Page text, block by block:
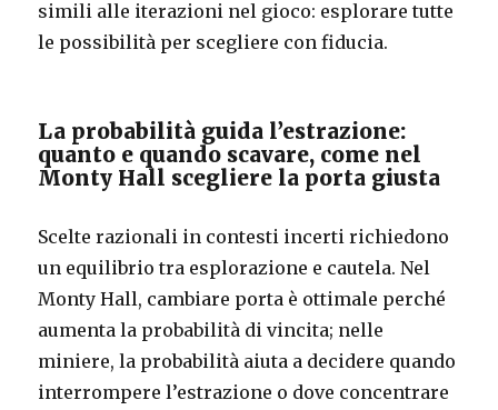
simili alle iterazioni nel gioco: esplorare tutte
le possibilità per scegliere con fiducia.
La probabilità guida l’estrazione:
quanto e quando scavare, come nel
Monty Hall scegliere la porta giusta
Scelte razionali in contesti incerti richiedono
un equilibrio tra esplorazione e cautela. Nel
Monty Hall, cambiare porta è ottimale perché
aumenta la probabilità di vincita; nelle
miniere, la probabilità aiuta a decidere quando
interrompere l’estrazione o dove concentrare